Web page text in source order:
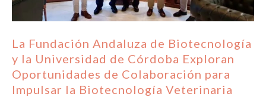
Humana
y
en
Andalucía.
La Fundación Andaluza de Biotecnología
y la Universidad de Córdoba Exploran
Oportunidades de Colaboración para
Impulsar la Biotecnología Veterinaria